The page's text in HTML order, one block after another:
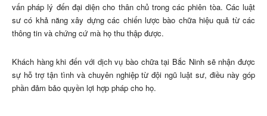
vấn pháp lý đến đại diện cho thân chủ trong các phiên tòa. Các luật
sư có khả năng xây dựng các chiến lược bào chữa hiệu quả từ các
thông tin và chứng cứ mà họ thu thập được.
Khách hàng khi đến với dịch vụ bào chữa tại Bắc Ninh sẽ nhận được
sự hỗ trợ tận tình và chuyên nghiệp từ đội ngũ luật sư, điều này góp
phần đảm bảo quyền lợi hợp pháp cho họ.